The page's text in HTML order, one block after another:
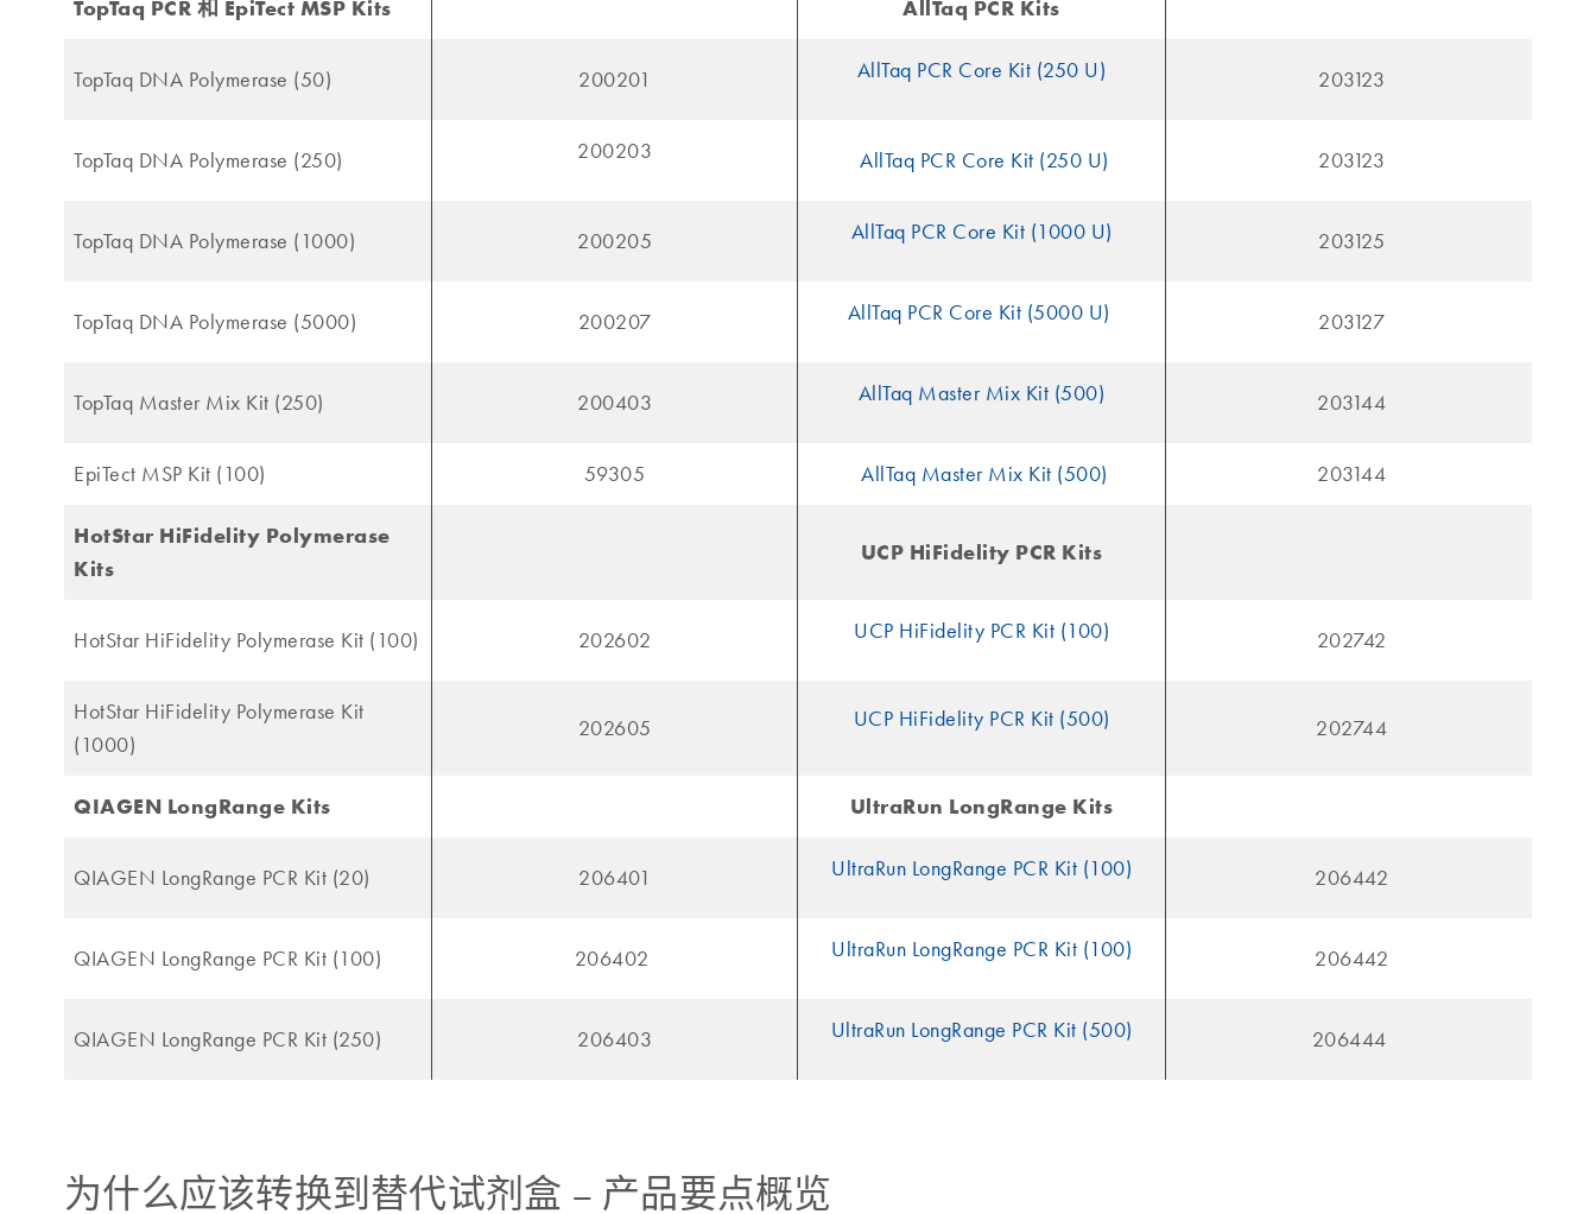
TopTaq PCR 和 EpiTect MSP Kits AllTaq PCR Kits
TopTaq DNA Polymerase (50) 200201 AllTaq PCR Core Kit (250 U) 203123
TopTaq DNA Polymerase (250) 200203 AllTaq PCR Core Kit (250 U) 203123
TopTaq DNA Polymerase (1000) 200205 AllTaq PCR Core Kit (1000 U) 203125
TopTaq DNA Polymerase (5000) 200207 AllTaq PCR Core Kit (5000 U) 203127
TopTaq Master Mix Kit (250) 200403 AllTaq Master Mix Kit (500) 203144
EpiTect MSP Kit (100) 59305 AllTaq Master Mix Kit (500) 203144
HotStar HiFidelity Polymerase
Kits
UCP HiFidelity PCR Kits
HotStar HiFidelity Polymerase Kit (100) 202602 UCP HiFidelity PCR Kit (100) 202742
HotStar HiFidelity Polymerase Kit
(1000)
202605 UCP HiFidelity PCR Kit (500) 202744
QIAGEN LongRange Kits UltraRun LongRange Kits
QIAGEN LongRange PCR Kit (20) 206401 UltraRun LongRange PCR Kit (100) 206442
QIAGEN LongRange PCR Kit (100) 206402 UltraRun LongRange PCR Kit (100) 206442
QIAGEN LongRange PCR Kit (250) 206403 UltraRun LongRange PCR Kit (500) 206444
为什么应该转换到替代试剂盒 – 产品要点概览